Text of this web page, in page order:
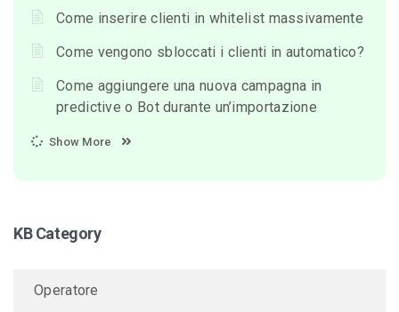
Come inserire clienti in whitelist massivamente
Come vengono sbloccati i clienti in automatico?
Come aggiungere una nuova campagna in
predictive o Bot durante un’importazione
Show More
KB Category
Operatore